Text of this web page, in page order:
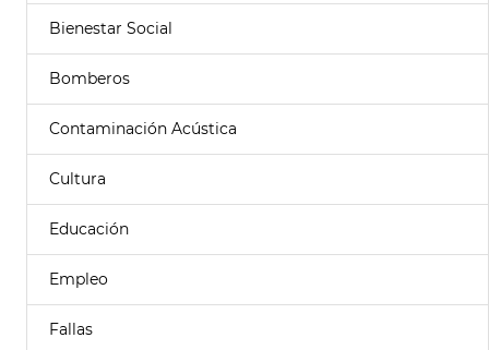
Bienestar Social
Bomberos
Contaminación Acústica
Cultura
Educación
Empleo
Fallas